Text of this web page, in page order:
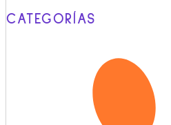
CATEGORÍAS